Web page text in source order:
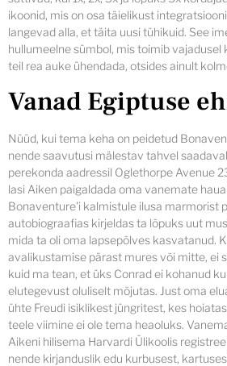
ikoonid, mis on osa täielikust
langevad alla, et täita uusi tühikuid. See
hullumeelne sümbol, mis toimib vajadusel
teil rea auke ühendada, otsides ainult
Vanad Egiptuse
Nüüd, kui tema keha on peidetud
nende saavutusi mälestav tahvel
perekonda aadressil Oglethorpe Avenue
lasi Aiken paigaldada oma vanemate
Bonaventure'i kalmistule ilusa marmorist
autobiograafias kirjeldas ta lõpuks uut
mida ta oli oma lapsepõlves kasvatanud.
avalikustamise pärast mures või mitte, ei
kuid ma tean, et üks Conrad ei kohanud
elutegevust oluliselt mõjutas. Just oma
ühte Freudi isiklikest jüngritest, kes
teele viimine ei ole tema heaoluks.
Aikeni hilisema Harvardi Ülikoolis
nende kirjanduslik edu kurbusest,